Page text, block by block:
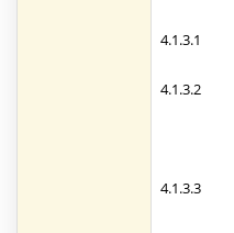
4.1.3.1
4.1.3.2
4.1.3.3